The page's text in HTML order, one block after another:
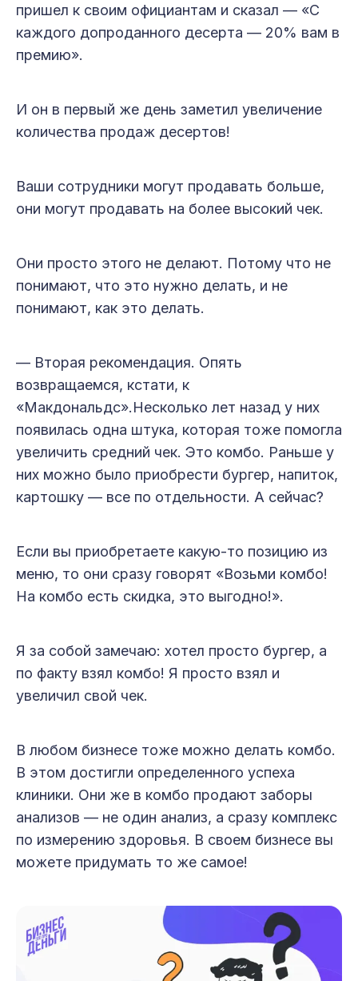
пришел к своим официантам и сказал — «С
каждого допроданного десерта — 20% вам в
премию».
И он в первый же день заметил увеличение
количества продаж десертов!
Ваши сотрудники могут продавать больше,
они могут продавать на более высокий чек.
Они просто этого не делают. Потому что не
понимают, что это нужно делать, и не
понимают, как это делать.
— Вторая рекомендация. Опять
возвращаемся, кстати, к
«Макдональдс».Несколько лет назад у них
появилась одна штука, которая тоже помогла
увеличить средний чек. Это комбо. Раньше у
них можно было приобрести бургер, напиток,
картошку — все по отдельности. А сейчас?
Если вы приобретаете какую-то позицию из
меню, то они сразу говорят «Возьми комбо!
На комбо есть скидка, это выгодно!».
Я за собой замечаю: хотел просто бургер, а
по факту взял комбо! Я просто взял и
увеличил свой чек.
В любом бизнесе тоже можно делать комбо.
В этом достигли определенного успеха
клиники. Они же в комбо продают заборы
анализов — не один анализ, а сразу комплекс
по измерению здоровья. В своем бизнесе вы
можете придумать то же самое!